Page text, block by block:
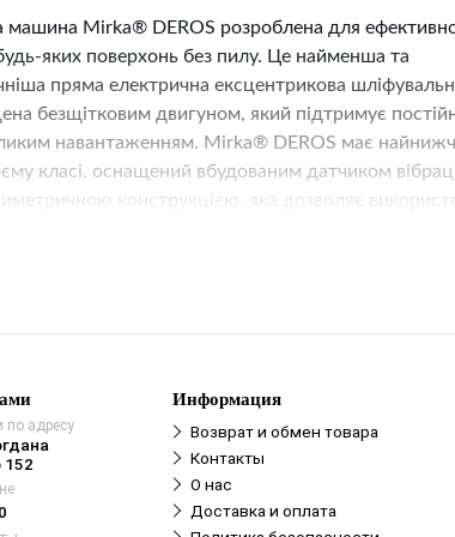
машина Mirka® DEROS розроблена для
яких поверхонь без пилу. Це найменша та
пряма електрична ексцентрикова
безщітковим двигуном, який підтримує
навантаженням. Mirka® DEROS має
класі, оснащений вбудованим датчиком
конструкцією, яка дозволяє
тривалого часу без втоми.
2-в-1
по адресу
152
Информация
Возврат и обмен товара
Контакты
О нас
Доставка и оплата